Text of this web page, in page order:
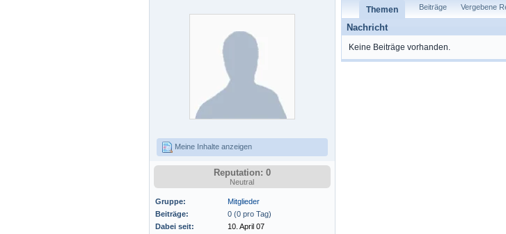
Meine Inhalte anzeigen
Reputation: 0
Neutral
Gruppe:
Mitglieder
Beiträge:
0 (0 pro Tag)
Dabei seit:
10. April 07
Themen Beiträge Vergebene
Nachricht
Keine Beiträge vorhanden.